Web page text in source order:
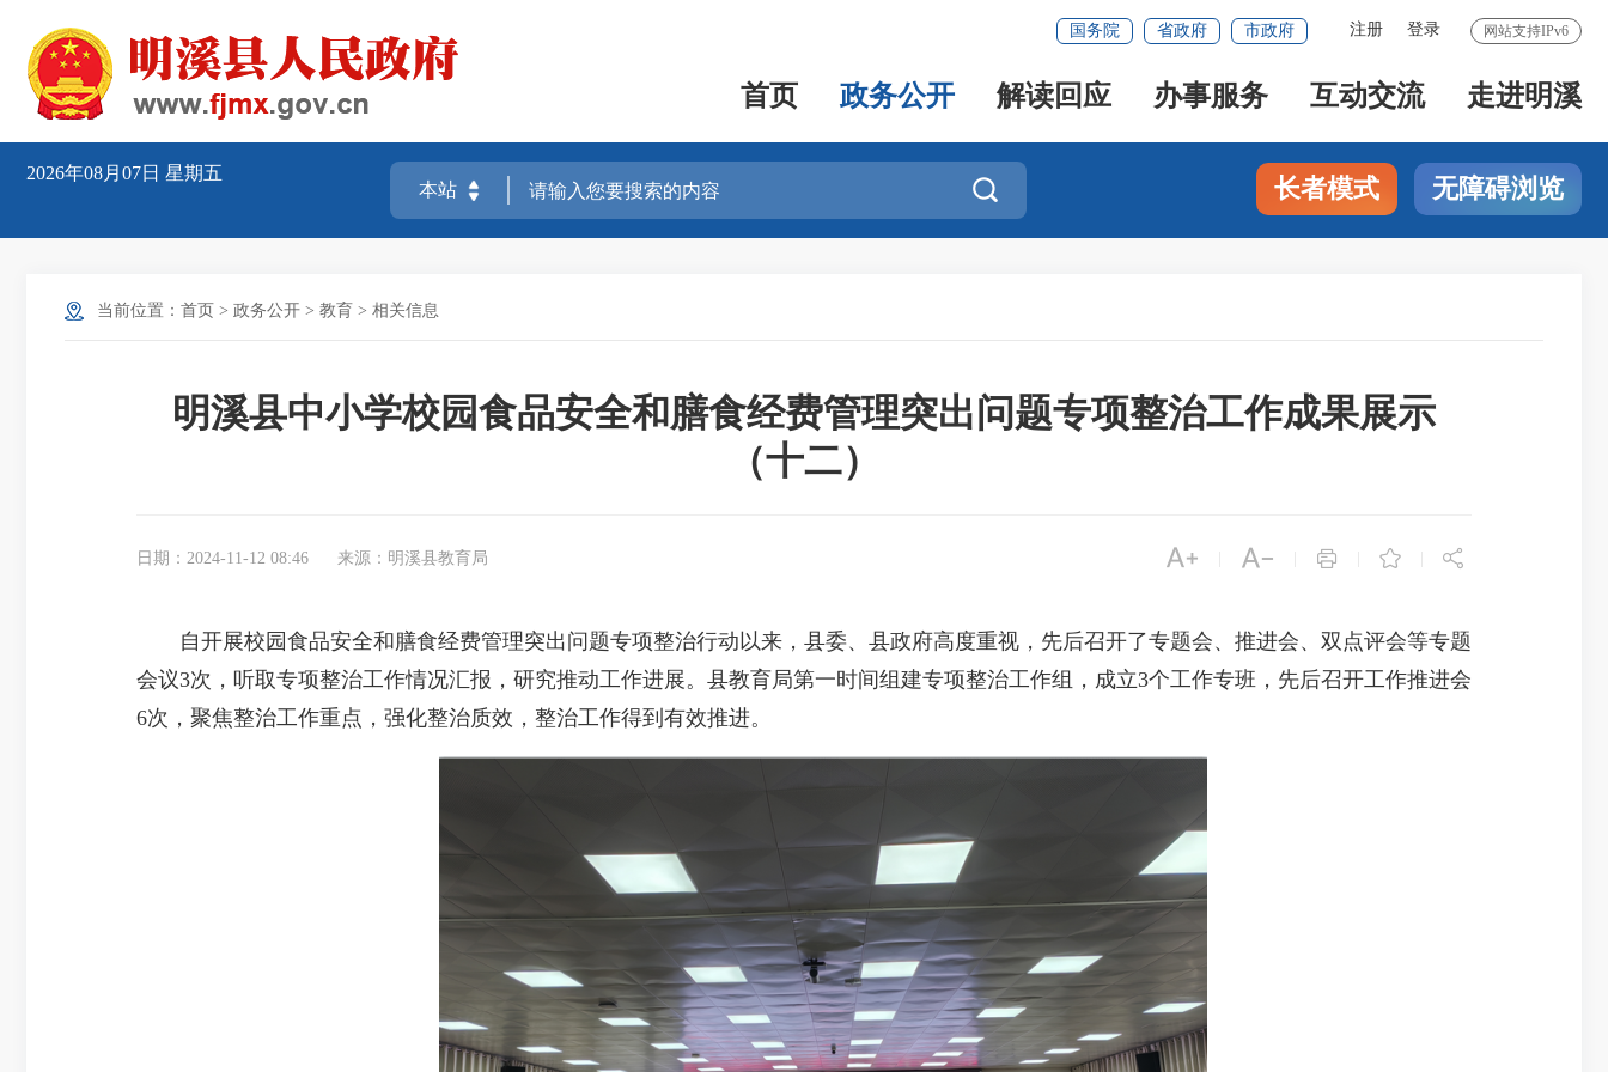
网站支持IPv6
注册 登录
国务院 省政府 市政府
首页 政务公开 解读回应 办事服务 互动交流 走进明溪
2026年08月07日 星期五
 长者模式 无障碍浏览
当前位置： 首页 > 政务公开 > 教育 > 相关信息
明溪县中小学校园食品安全和膳食经费管理突出问题专项整治工作成果展示
（十二）
日期：2024-11-12 08:46 来源：明溪县教育局     
自开展校园食品安全和膳食经费管理突出问题专项整治行动以来，县委、县政府高度重视，先后召开了专题会、推进会、双点评会等专题
会议3次，听取专项整治工作情况汇报，研究推动工作进展。县教育局第一时间组建专项整治工作组，成立3个工作专班，先后召开工作推进会
6次，聚焦整治工作重点，强化整治质效，整治工作得到有效推进。